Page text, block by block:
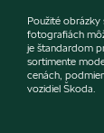
Použité obrázky
fotografiách
je štandardom
sortimente
cenách,
vozidiel Škoda.